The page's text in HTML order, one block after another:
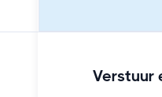
Verstuur